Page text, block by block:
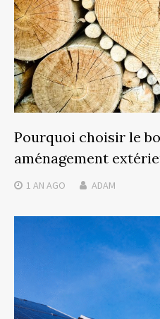
Pourquoi choisir le
aménagement
1 AN AGO ADAM